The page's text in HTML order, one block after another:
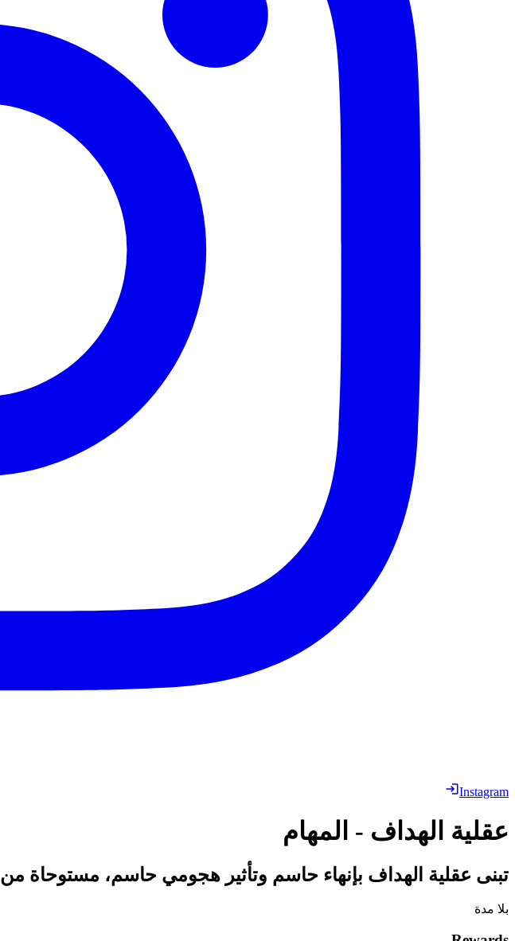
Instagram
عقلية الهداف - المهام
تبنى عقلية الهداف بإنهاء حاسم وتأثير هجومي حاسم، مستوحاة من Diego Forlán. كل المكافآت ليست للمقايضة.
بلا مدة